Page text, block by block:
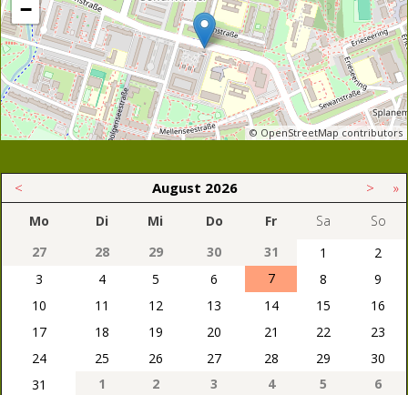
−
© OpenStreetMap contributors
< August 2026 > »
Mo Di Mi Do Fr Sa
So
27
28 29 30 31 1
2
3
4 5 6 7 8
9
10
11 12 13 14 15
16
17
18 19 20 21 22
23
24
25 26 27 28 29
30
31
1 2 3 4 5 6